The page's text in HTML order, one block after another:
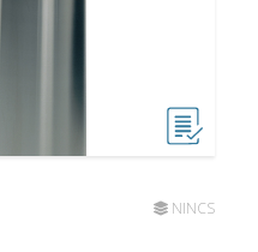
NINCS